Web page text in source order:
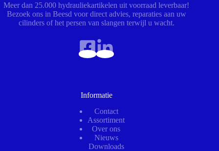
Meer dan 25.000 hydrauliekartikelen uit voorraad leverbaar!
Bezoek ons in Beesd voor direct advies, reparaties aan uw
cilinders of het persen van slangen terwijl u wacht.
Informatie
Contact
Assortiment
Over ons
Nieuws
Downloads